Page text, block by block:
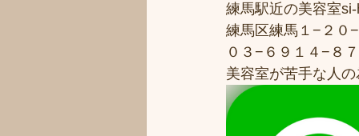
練馬駅近の美容室
練馬区練馬１−２０
０３−６９１４−８
美容室が苦手な人